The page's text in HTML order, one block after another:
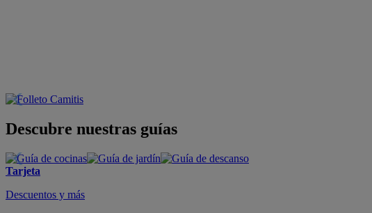
Descubre nuestras guías
Tarjeta
Descuentos y más